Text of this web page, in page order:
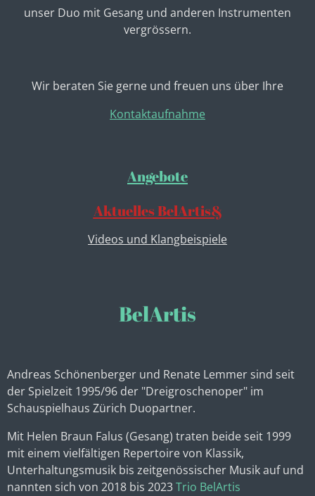
unser Duo mit Gesang und anderen Instrumenten
vergrössern.
Wir beraten Sie gerne und freuen uns über Ihre
Kontaktaufnahme
Angebote
Aktuelles BelArtis&
Videos und Klangbeispiele
BelArtis
Andreas Schönenberger und Renate Lemmer sind seit
der Spielzeit 1995/96 der "Dreigroschenoper" im
Schauspielhaus Zürich Duopartner.
Mit Helen Braun Falus (Gesang) traten beide seit 1999
mit einem vielfältigen Repertoire von Klassik,
Unterhaltungsmusik bis zeitgenössischer Musik auf und
nannten sich von 2018 bis 2023Trio BelArtis